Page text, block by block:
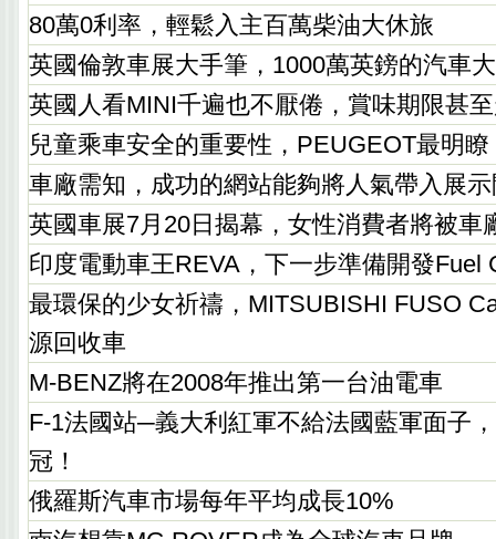
80萬0利率，輕鬆入主百萬柴油大休旅
英國倫敦車展大手筆，1000萬英鎊的汽車
英國人看MINI千遍也不厭倦，賞味期限甚
兒童乘車安全的重要性，PEUGEOT最明瞭
車廠需知，成功的網站能夠將人氣帶入展
英國車展7月20日揭幕，女性消費者將被車
印度電動車王REVA，下一步準備開發Fuel
最環保的少女祈禱，MITSUBISHI FUSO
源回收車
M-BENZ將在2008年推出第一台油電車
F-1法國站─義大利紅軍不給法國藍軍面子
冠！
俄羅斯汽車市場每年平均成長10%